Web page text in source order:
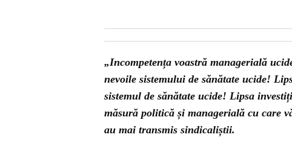
„Incompetența voastră managerială
nevoile sistemului de sănătate ucide!
sistemul de sănătate ucide! Lipsa
măsură politică și managerială cu care
au mai transmis sindicaliștii.